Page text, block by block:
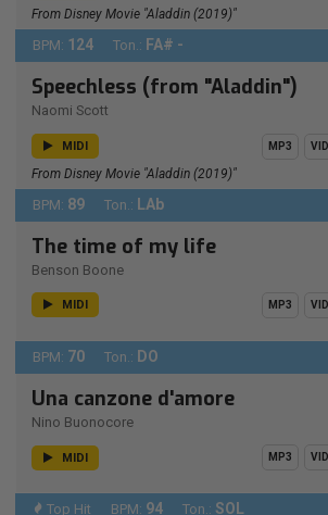
From Disney Movie "Aladdin (2019)"
BPM: 124 Ton.: FA# -
Speechless (from "Aladdin")
Naomi Scott
MIDI MP3
From Disney Movie "Aladdin (2019)"
BPM: 89 Ton.: LAb
The time of my life
Benson Boone
MIDI MP3
BPM: 70 Ton.: DO
Una canzone d'amore
Nino Buonocore
MIDI MP3
Top Hit BPM: 94 Ton.: SOL